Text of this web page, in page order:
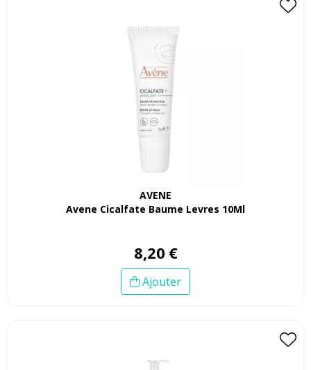
AVENE
Avene Cicalfate Baume Levres 10Ml
8,20 €
Ajouter